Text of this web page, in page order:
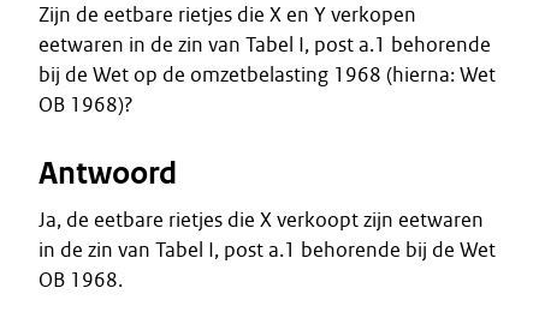
Zijn de eetbare rietjes die X en Y verkopen
eetwaren in de zin van Tabel I, post a.1 behorende
bij de Wet op de omzetbelasting 1968 (hierna: Wet
OB 1968)?
Antwoord
Ja, de eetbare rietjes die X verkoopt zijn eetwaren
in de zin van Tabel I, post a.1 behorende bij de Wet
OB 1968.